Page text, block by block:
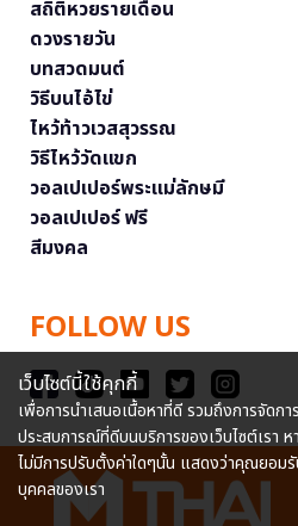
สถิติหวยรายเดือน
ดวงรายวัน
บทสวดมนต์
วิธีบนไอ้ไข่
ไหว้ท้าวเวสสุวรรณ
วิธีไหว้วัดแขก
วอลเปเปอร์พระแม่ลักษมี
วอลเปเปอร์ ฟรี
สีมงคล
FOLLOW US
เว็บไซต์นี้ใช้คุกกี้
เพื่อการนำเสนอเนื้อหาที่ดี รวมถึงการจัดก
ประสบการณ์ที่ดีบนบริการของเว็บไซต์เรา
ไม่มีการปรับตั้งค่าใดๆนั้น แสดงว่าคุณยอม
บุคคลของเรา